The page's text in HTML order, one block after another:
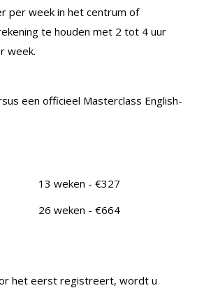
per week in het centrum of
te houden met 2 tot 4 uur
week.
een officieel Masterclass English-
13 weken - €327
26 weken - €664
het eerst registreert, wordt u